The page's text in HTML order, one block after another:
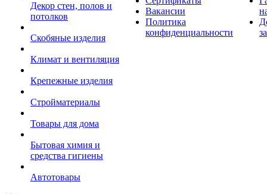
Декор стен, полов и
потолков
Скобяные изделия
Климат и вентиляция
Крепежные изделия
Стройматериалы
Товары для дома
Бытовая химия и
средства гигиены
Автотовары
Вакансии
Политика
конфиденциальности